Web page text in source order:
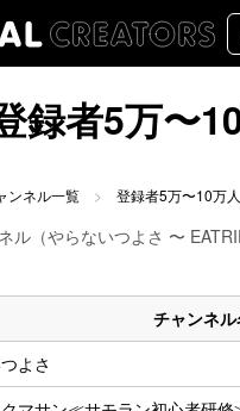
録者5万〜
ンネル一覧 登録者5万〜10万人
ル（やらないつよさ 〜
チャンネル
よさ